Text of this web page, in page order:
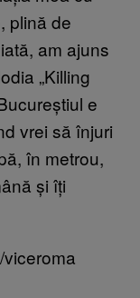
plină de
am ajuns
„Killing
e
vrei să înjuri
în metrou,
și îți